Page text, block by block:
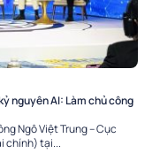
nguyên AI: Làm chủ công
Ngô Việt Trung – Cục
chính) tại...